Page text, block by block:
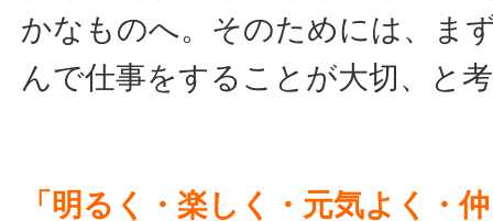
かなものへ。そのためには、ま
んで仕事をすることが大切、と
「明るく・楽しく・元気よく・